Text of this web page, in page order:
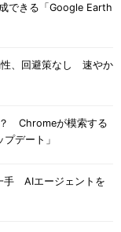
できる「Google Earth
性、回避策なし 速やか
Chromeが模索する
デート」
手 AIエージェントを